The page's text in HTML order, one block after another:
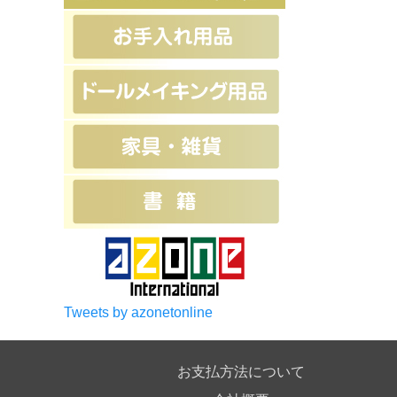
Tweets by azonetonline
お支払方法について